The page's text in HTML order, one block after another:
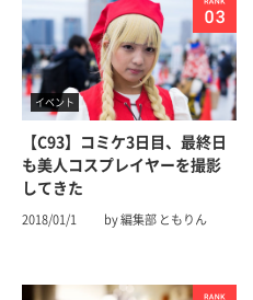
イベント
【C93】コミケ3日目、最終日
も美人コスプレイヤーを撮影
してきた
2018/01/1 by 編集部 ともりん